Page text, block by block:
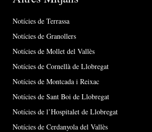
Notícies de Terrassa
Notícies de Granollers
Notícies de Mollet del Vallès
Notícies de Cornellà de Llobregat
Notícies de Montcada i Reixac
Notícies de Sant Boi de Llobregat
Notícies de l’Hospitalet de Llobregat
Notícies de Cerdanyola del Vallès